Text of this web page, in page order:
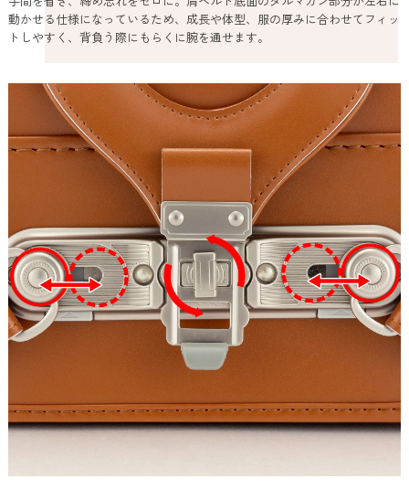
動かせる仕様になっているため、成長や体型、服の厚みに合わせてフィッ
トしやすく、背負う際にもらくに腕を通せます。